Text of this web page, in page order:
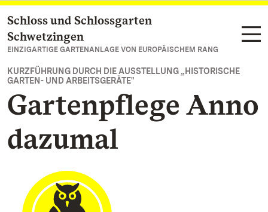
Zum Hauptinhalt springen
Schloss und Schlossgarten
Schwetzingen
EINZIGARTIGE GARTENANLAGE VON EUROPÄISCHEM RANG
KURZFÜHRUNG DURCH DIE AUSSTELLUNG „HISTORISCHE
GARTEN- UND ARBEITSGERÄTE"
Gartenpflege Anno
dazumal